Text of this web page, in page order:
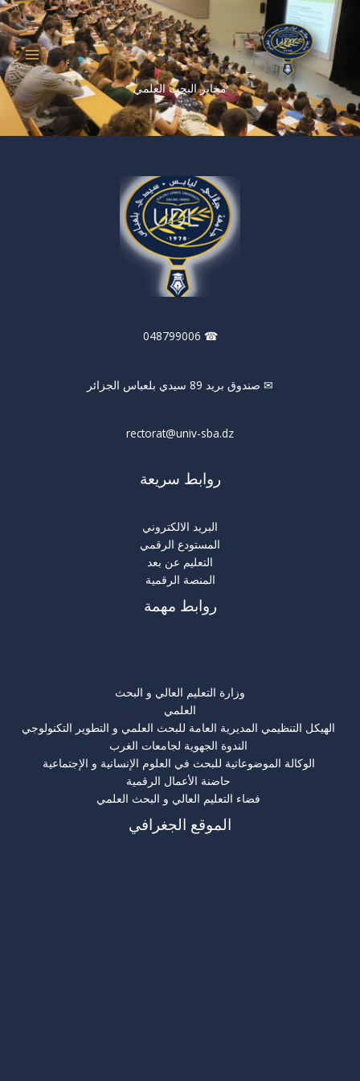
تخطي
المحتوى
مخابر البحث العلمي
☎ 048799006
✉ صندوق بريد 89 سيدي بلعباس الجزائر
rectorat@univ-sba.dz
روابط سريعة
البريد الالكتروني
المستودع الرقمي
التعليم عن بعد
المنصة الرقمية
روابط مهمة
وزارة التعليم العالي و البحث
العلمي
الهيكل التنظيمي المديرية العامة للبحث العلمي و التطوير التكنولوجي
الندوة الجهوية لجامعات الغرب
الوكالة الموضوعاتية للبحث في العلوم الإنسانية و الإجتماعية
حاضنة الأعمال الرقمية
فضاء التعليم العالي و البحث العلمي
الموقع الجغرافي